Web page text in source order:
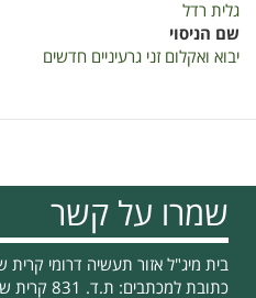
גלית רדל
שם הניסוי
יבוא ואקלום זני גרעיניים חדשים
שמרו על קשר
בית מיג"ל אזור תעשיה דרומי קרית
כתובת למכתבים: ת.ד. 831 קרית שמונה 11016